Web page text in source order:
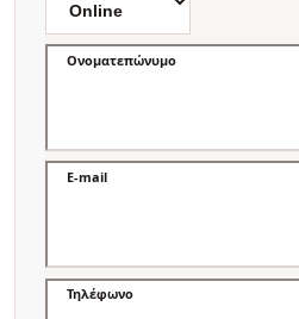
Ονοματεπώνυμο
E-mail
Τηλέφωνο